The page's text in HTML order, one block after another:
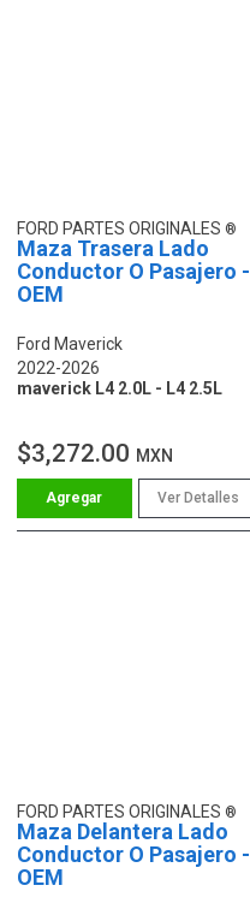
FORD PARTES ORIGINALES
Maza Trasera Lado
Conductor O Pasajero -
OEM
Ford Maverick
2022-2026
maverick L4 2.0L - L4 2.5L
$3,272.00 MXN
Ver Detalles
FORD PARTES ORIGINALES
Maza Delantera Lado
Conductor O Pasajero -
OEM